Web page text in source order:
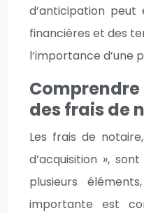
d’anticipation peut
financières et des
l’importance d’une
des frais de
Les frais de
d’acquisition »,
plusieurs
importante est